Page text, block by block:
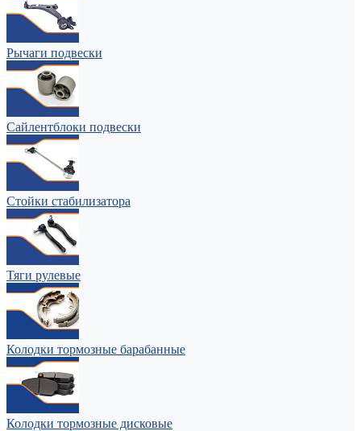
Рычаги подвески
Сайлентблоки подвески
Стойки стабилизатора
Тяги рулевые
Колодки тормозные барабанные
Колодки тормозные дисковые